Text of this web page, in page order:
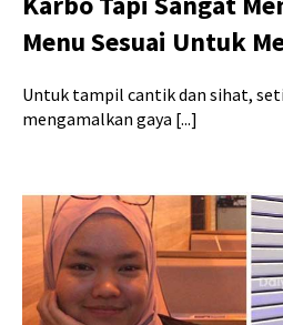
Menu Sesuai Untuk
Untuk tampil cantik dan sihat,
mengamalkan gaya [...]